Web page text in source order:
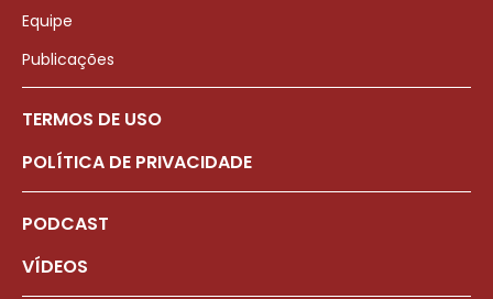
Equipe
Publicações
TERMOS DE USO
POLÍTICA DE PRIVACIDADE
PODCAST
VÍDEOS